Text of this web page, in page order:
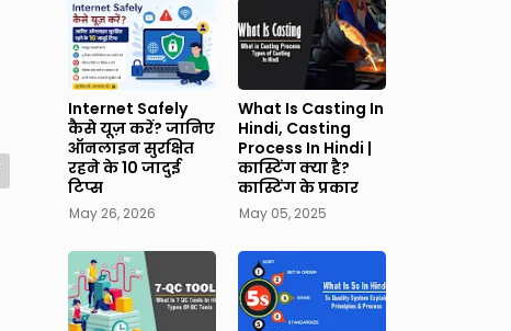
Internet Safely
कैसे यूज़ करें? जानिए
ऑनलाइन सुरक्षित
रहने के 10 जादुई
टिप्स
May 26, 2026
What Is Casting In
Hindi, Casting
Process In Hindi |
कास्टिंग क्या है?
कास्टिंग के प्रकार
May 05, 2025